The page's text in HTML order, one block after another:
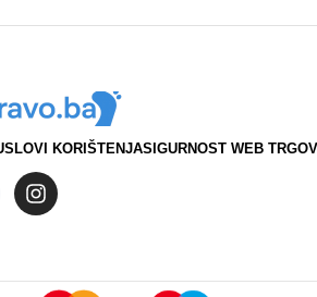
KORIŠTENJASIGURNOST WEB